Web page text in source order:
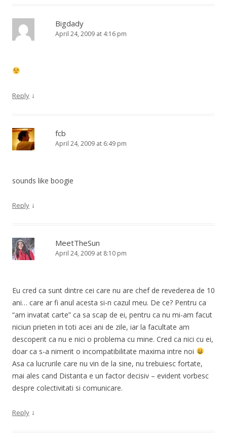
Bigdady
April 24, 2009 at 4:16 pm
Reply ↓
fcb
April 24, 2009 at 6:49 pm
sounds like boogie
Reply ↓
MeetTheSun
April 24, 2009 at 8:10 pm
Eu cred ca sunt dintre cei care nu are chef de revederea de 10
ani… care ar fi anul acesta si-n cazul meu. De ce? Pentru ca
“am invatat carte” ca sa scap de ei, pentru ca nu mi-am facut
niciun prieten in toti acei ani de zile, iar la facultate am
descoperit ca nu e nici o problema cu mine. Cred ca nici cu ei,
doar ca s-a nimerit o incompatibilitate maxima intre noi
Asa ca lucrurile care nu vin de la sine, nu trebuiesc fortate,
mai ales cand Distanta e un factor decisiv – evident vorbesc
despre colectivitati si comunicare.
Reply ↓